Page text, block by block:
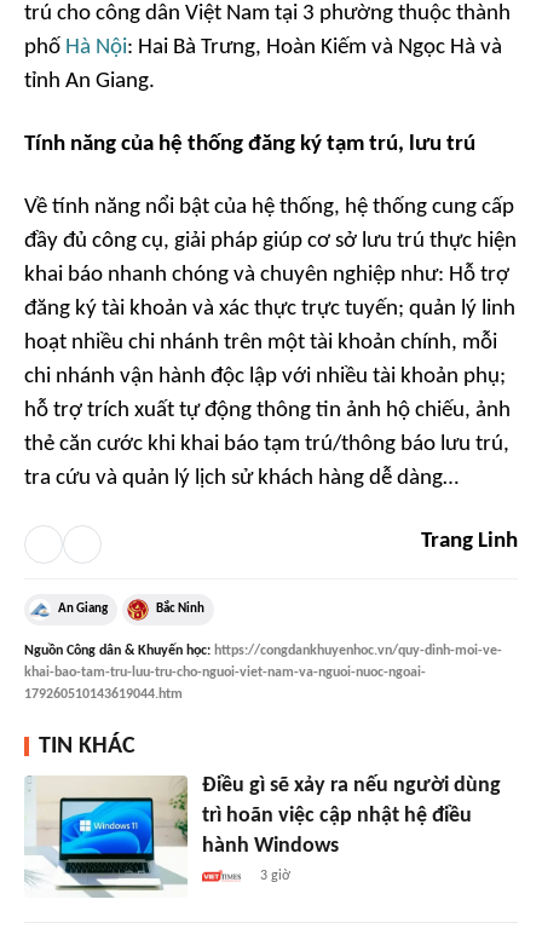
trú cho công dân Việt Nam tại 3 phường thuộc thành
phố Hà Nội: Hai Bà Trưng, Hoàn Kiếm và Ngọc Hà và
tỉnh An Giang.
Tính năng của hệ thống đăng ký tạm trú, lưu trú
Về tính năng nổi bật của hệ thống, hệ thống cung cấp
đầy đủ công cụ, giải pháp giúp cơ sở lưu trú thực hiện
khai báo nhanh chóng và chuyên nghiệp như: Hỗ trợ
đăng ký tài khoản và xác thực trực tuyến; quản lý linh
hoạt nhiều chi nhánh trên một tài khoản chính, mỗi
chi nhánh vận hành độc lập với nhiều tài khoản phụ;
hỗ trợ trích xuất tự động thông tin ảnh hộ chiếu, ảnh
thẻ căn cước khi khai báo tạm trú/thông báo lưu trú,
tra cứu và quản lý lịch sử khách hàng dễ dàng…
Trang Linh
An Giang Bắc Ninh
Nguồn Công dân & Khuyến học: https://congdankhuyenhoc.vn/quy-dinh-moi-ve-
khai-bao-tam-tru-luu-tru-cho-nguoi-viet-nam-va-nguoi-nuoc-ngoai-
179260510143619044.htm
TIN KHÁC
Điều gì sẽ xảy ra nếu người dùng
trì hoãn việc cập nhật hệ điều
hành Windows
3 giờ